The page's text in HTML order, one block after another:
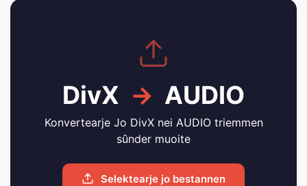
DivX → AUDIO
Konvertearje Jo DivX nei AUDIO triemmen
sûnder muoite
Selektearje jo bestannen